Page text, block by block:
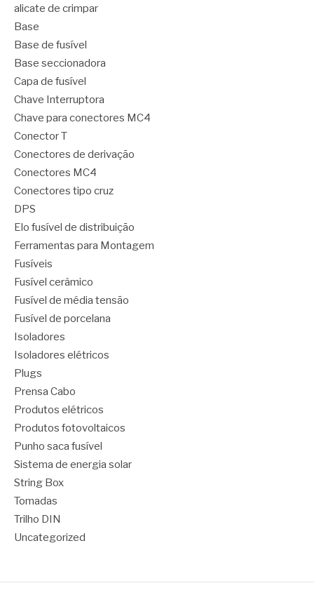
alicate de crimpar
Base
Base de fusível
Base seccionadora
Capa de fusível
Chave Interruptora
Chave para conectores MC4
Conector T
Conectores de derivação
Conectores MC4
Conectores tipo cruz
DPS
Elo fusível de distribuição
Ferramentas para Montagem
Fusíveis
Fusível cerâmico
Fusível de média tensão
Fusível de porcelana
Isoladores
Isoladores elétricos
Plugs
Prensa Cabo
Produtos elétricos
Produtos fotovoltaicos
Punho saca fusível
Sistema de energia solar
String Box
Tomadas
Trilho DIN
Uncategorized